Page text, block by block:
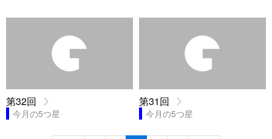
第32回
今月の5つ星
第31回
今月の5つ星